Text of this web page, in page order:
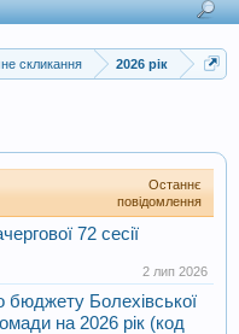
скликання 2026 рік
Останнє
повідомлення
72 сесії
2 лип 2026
бюджету Болехівської
на 2026 рік (код